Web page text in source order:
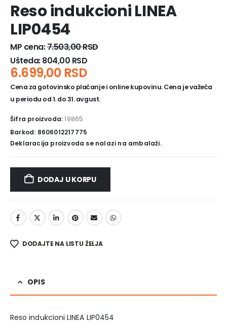
Reso indukcioni LINEA
LIP0454
MP cena:7.503,00RSD
Ušteda:804,00 RSD
6.699,00 RSD
Cena za gotovinsko plaćanje i online kupovinu. Cena je važeća
u periodu od 1. do 31. avgust.
Šifra proizvoda:19865
Barkod: 8606012217775
Deklaracija proizvoda se nalazi na ambalaži.
DODAJ U KORPU
DODAJTE NA LISTU ŽELJA
OPIS
Reso indukcioni LINEA LIP0454